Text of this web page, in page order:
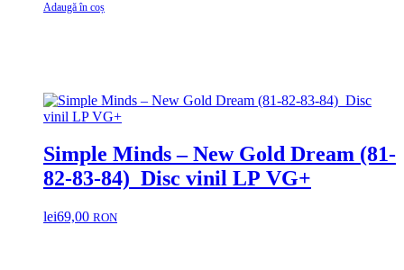
Adaugă în coș
Simple Minds ‎– New Gold Dream (81-
82-83-84) Disc vinil LP VG+
lei69,00 RON